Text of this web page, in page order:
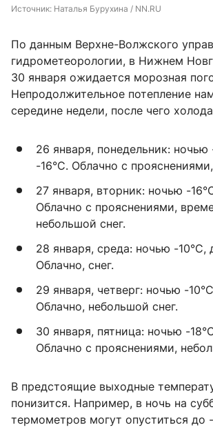
Источник: Наталья Бурухина / NN.RU
По данным Верхне-Волжского
гидрометеорологии, в Нижнем
30 января ожидается морозная
Непродолжительное потепление
середине недели, после чего
26 января, понедельник: ночью
-16°C. Облачно с
27 января, вторник: ночью -
Облачно с прояснениями,
небольшой снег.
28 января, среда: ночью -10°C,
Облачно, снег.
29 января, четверг: ночью -
Облачно, небольшой снег.
30 января, пятница: ночью -
Облачно с прояснениями,
В предстоящие выходные
понизится. Например, в ночь на
термометров могут опуститься до